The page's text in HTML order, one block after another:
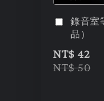
錄音室
品）
NT$ 42
NT$ 50